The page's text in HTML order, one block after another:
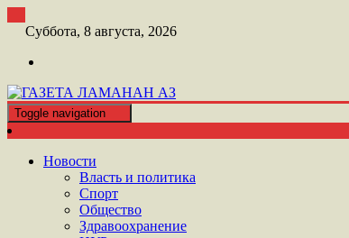
Суббота, 8 августа, 2026
ГАЗЕТА ЛАМАНАН АЗ
ШАТОЙСКАЯ ГАЗЕТА ЛАМАНАН АЗ
Toggle navigation
Новости
Власть и политика
Спорт
Общество
Здравоохранение